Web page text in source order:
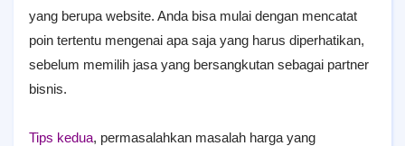
yang berupa website. Anda bisa mulai dengan mencatat
poin tertentu mengenai apa saja yang harus diperhatikan,
sebelum memilih jasa yang bersangkutan sebagai partner
bisnis.
Tips kedua, permasalahkan masalah harga yang